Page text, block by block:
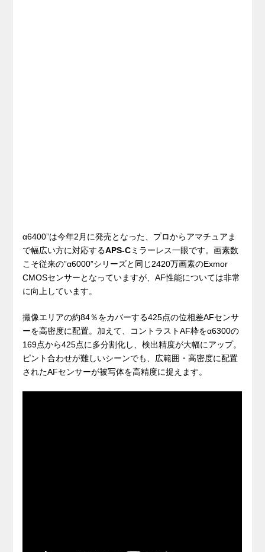
α6400”は今年2月に発売となった、プロからアマチュアま
で幅広い方に対応するAPS-Cミラーレス一眼です。画素数
こそ従来の”α6000”シリーズと同じ2420万画素のExmor
CMOSセンサーとなっていますが、AF性能については非常
に向上しています。
撮像エリアの約84％をカバーする425点の位相差AFセンサ
ーを高密度に配置。加えて、コントラストAF枠をα6300の
169点から425点に多分割化し、検出精度が大幅にアップ。
ピント合わせが難しいシーンでも、広範囲・高密度に配置
されたAFセンサーが被写体を高精度に捉えます。